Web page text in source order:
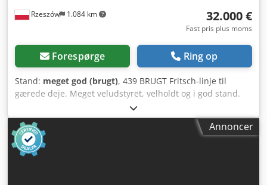
Rzeszów 1.084 km 32.000 €
Fast pris plus moms
Forespørge Ring op
Stand: meget god (brugt), 439 BRUGT Fritsch-linje til
gærede deje. Meget veludstyret, velholdt og i god stand.
Mange tilbehør. Cedezif H Ejpfx Acyerf YDERMÅL (i cm): -
længde 900, - arbejdsbredde 65. Udstyret kan besigtiges
på vores lager (36-068 Bachórz, Polen). Følgende betalte
muligheder er tilgængelige:
transport/montering/idriftsættelse af udstyret. Den
Annoncer